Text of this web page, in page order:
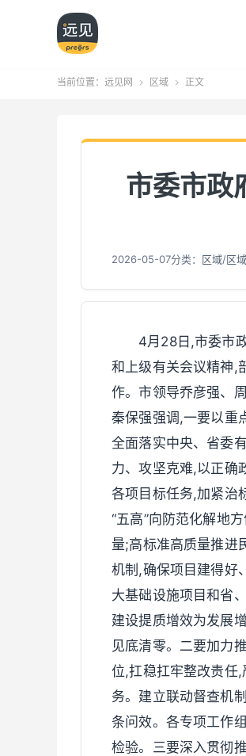
当前位置： 远见网  区域  正文
市委市政
2026-05-07分类： 区域/区
4月28日,市委市
和上级有关会议精神,
作。市领导乔彦强、
秦保强强调,一要以重
全面落实中央、省委
力、攻坚克难,以正确
各项目标任务,加紧治
“五高”向防范化解地
量;高标准高质量推进
机制,确保项目建得好
大基础设施项目和省
建设提质增效为发展
见底清零。二要加力
位,扛稳扛牢整改责任
务。建立联动督查机
条问效。各专项工作
检验。三要深入贯彻